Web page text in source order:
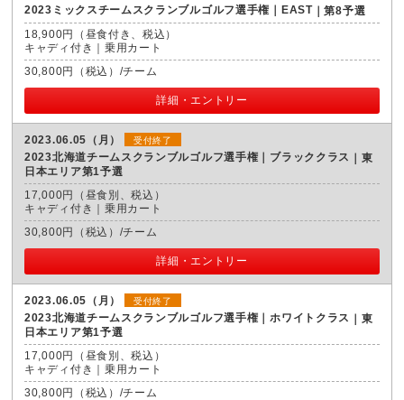
2023ミックスチームスクランブルゴルフ選手権｜EAST
第8予選
18,900円（昼食付き、税込）
キャディ付き｜乗用カート
30,800円（税込）/チーム
詳細・エントリー
2023.06.05（月） 受付終了
2023北海道チームスクランブルゴルフ選手権｜ブラッククラス
東
日本エリア第1予選
17,000円（昼食別、税込）
キャディ付き｜乗用カート
30,800円（税込）/チーム
詳細・エントリー
2023.06.05（月） 受付終了
2023北海道チームスクランブルゴルフ選手権｜ホワイトクラス
東
日本エリア第1予選
17,000円（昼食別、税込）
キャディ付き｜乗用カート
30,800円（税込）/チーム